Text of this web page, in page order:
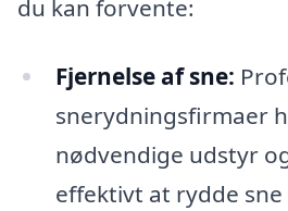
du kan forvente:
Fjernelse af sne:
snerydningsfirmaer
nødvendige udstyr
effektivt at rydde